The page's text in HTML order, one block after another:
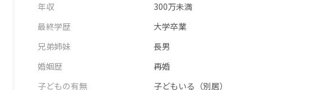
年収
300万未満
最終学歴
大学卒業
兄弟姉妹
長男
婚姻歴
再婚
子どもの有無
子どもいる（別居）